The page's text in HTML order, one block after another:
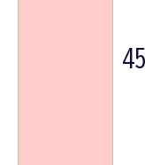
45